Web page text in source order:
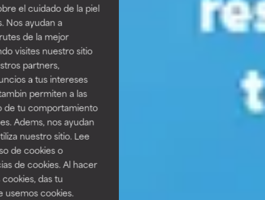
el cuidado de la piel
Nos ayudan a
de la mejor
visites nuestro sitio
partners,
a tus intereses
permiten a las
de tu comportamiento
Adems, nos ayudan
nuestro sitio. Lee
de cookies o
de cookies. Al hacer
das tu
usemos cookies.